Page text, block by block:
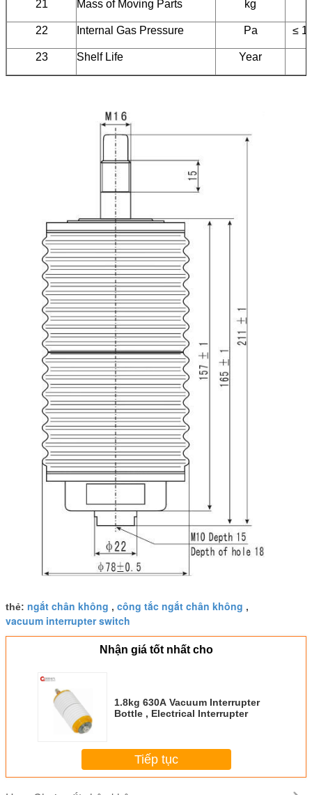
21 Mass of Moving Parts kg
22 Internal Gas Pressure Pa ≤
23 Shelf Life Year
thẻ: ngắt chân không , công tắc ngắt chân không ,
vacuum interrupter switch
Nhận giá tốt nhất cho
1.8kg 630A Vacuum Interrupter
Bottle , Electrical Interrupter
Tiếp tục